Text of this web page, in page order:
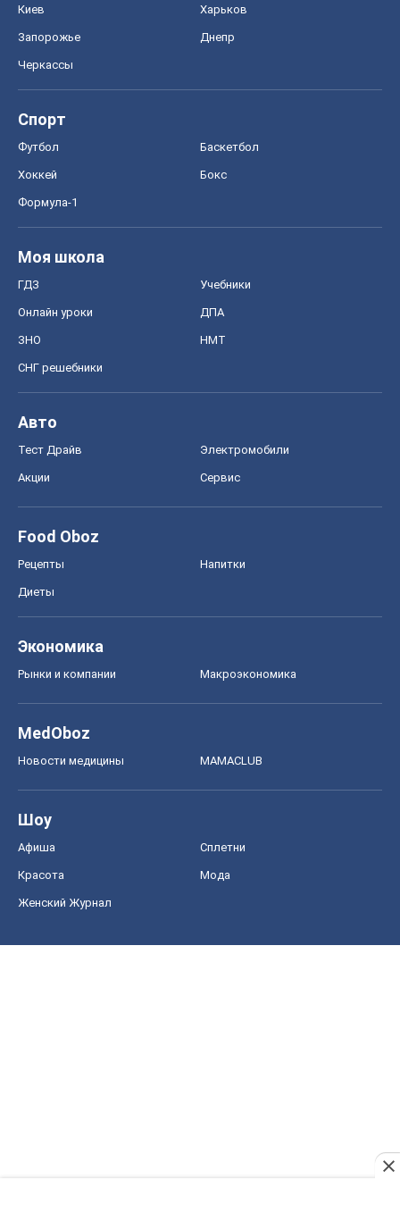
Киев Харьков
Запорожье Днепр
Черкассы
Спорт
Футбол Баскетбол
Хоккей Бокс
Формула-1
Моя школа
ГДЗ Учебники
Онлайн уроки ДПА
ЗНО НМТ
СНГ решебники
Авто
Тест Драйв Электромобили
Акции Сервис
Food Oboz
Рецепты Напитки
Диеты
Экономика
Рынки и компании Mакроэкономика
MedOboz
Новости медицины MAMACLUB
Шоу
Афиша Сплетни
Красота Мода
Женский Журнал